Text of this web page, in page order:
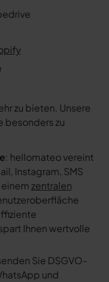
zu bieten. Unsere
besonders zu
: hellomateo vereint
Instagram, SMS
zentralen
Ihnen wertvolle
Sie DSGVO-
und